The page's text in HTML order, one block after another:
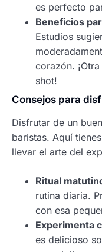
es perfecto
Beneficios
Estudios
corazón.
shot!
Consejos para
Disfrutar de un
baristas. Aquí
llevar el arte del
Ritual
rutina diaria.
con esa
Experimenta
es delicioso